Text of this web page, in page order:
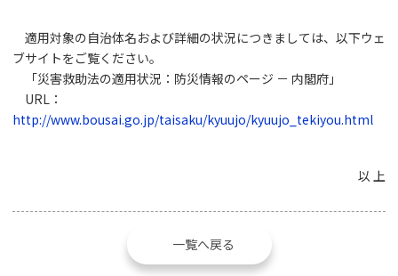
適用対象の自治体名および詳細の状況につきましては、以下ウェ
ブサイトをご覧ください。
「災害救助法の適用状況：防災情報のページ － 内閣府」
URL：
http://www.bousai.go.jp/taisaku/kyuujo/kyuujo_tekiyou.html
以 上
一覧へ戻る